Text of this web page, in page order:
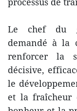
Le chef du
demandé à la
renforcer la
décisive,
le
et la fraîcheur